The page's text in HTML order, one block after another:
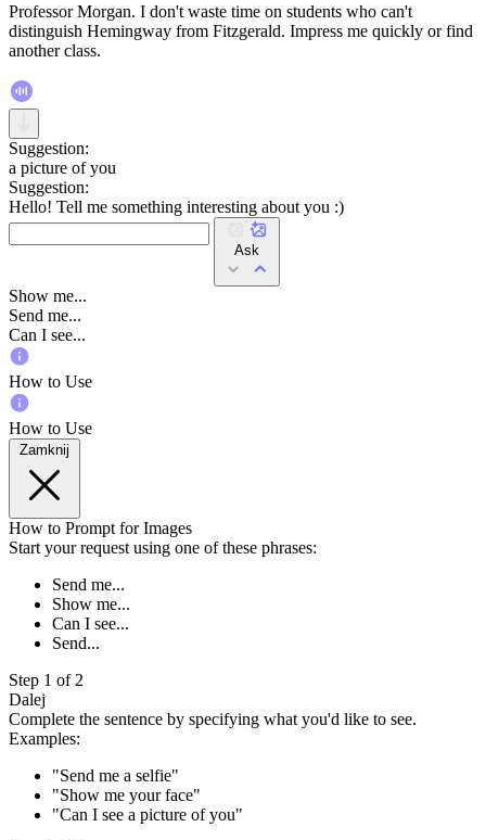
Professor Morgan. I don't waste time on students who can't
distinguish Hemingway from Fitzgerald. Impress me quickly or find
another class.
Suggestion:
a picture of you
Suggestion:
Hello! Tell me something interesting about you :)
Ask
Show me...
Send me...
Can I see...
How to Use
How to Use
Zamknij
How to Prompt for Images
Start your request using one of these phrases:
Send me...
Show me...
Can I see...
Send...
Step 1 of 2
Dalej
Complete the sentence by specifying what you'd like to see.
Examples:
"Send me a selfie"
"Show me your face"
"Can I see a picture of you"